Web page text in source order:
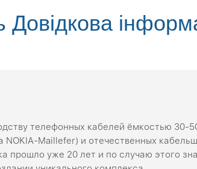
Довідкова
телефонных кабелей ёмкостью 30-
Maillefer) и отечественных
прошло уже 20 лет и по случаю этого